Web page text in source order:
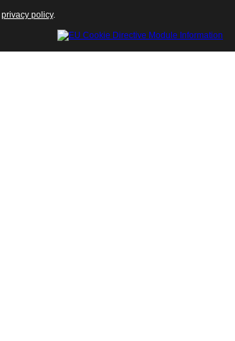
privacy policy.